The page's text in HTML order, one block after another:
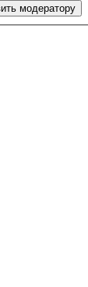
модератору